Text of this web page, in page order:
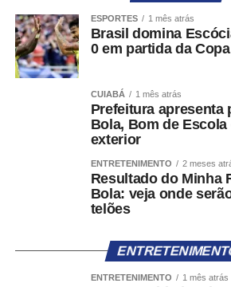
A portaria também prevê situações
não se enquadra no escopo do
pessoa será direcionada para os
como o Sistema de Alertas de
(SIADE), utilizado para
desinformação capaz de afetar a
eleitoral, ou os canais eletrônicos do
destinados ao recebimento de
eleitorais e outros ilícitos que afetem
circunscrição.
Gestão pelas unidades da Justiça
No Pardal ADM, módulo de uso
ESPORTES 1 mês atrás
Brasil domina
0 em partida da
CUIABÁ 1 mês atrás
Prefeitura apresenta
Bola, Bom de
exterior
ENTRETENIMENTO 2 meses
Resultado do Minha
Bola: veja onde
telões
ENTRETENIMENTO 1 mês atrás